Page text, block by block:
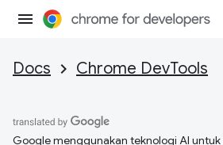
Docs Chrome DevTools
Google menggunakan teknologi AI